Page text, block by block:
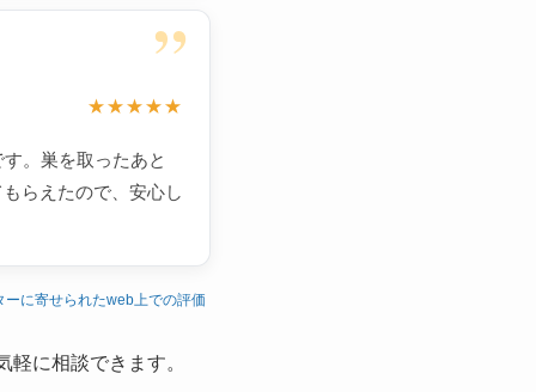
”
★★★★★
。巣を取ったあと
らえたので、安心し
ーに寄せられたweb上での評価
に相談できます。